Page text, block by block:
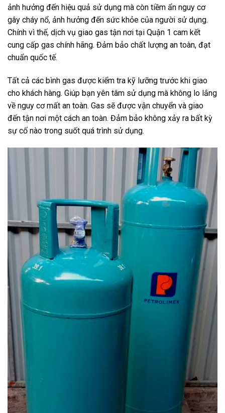
ảnh hưởng đến hiệu quả sử dụng mà còn tiềm ẩn nguy cơ
gây cháy nổ, ảnh hưởng đến sức khỏe của người sử dụng.
Chính vì thế, dịch vụ giao gas tận nơi tại Quận 1 cam kết
cung cấp gas chính hãng. Đảm bảo chất lượng an toàn, đạt
chuẩn quốc tế.
Tất cả các bình gas được kiểm tra kỹ lưỡng trước khi giao
cho khách hàng. Giúp bạn yên tâm sử dụng mà không lo lắng
về nguy cơ mất an toàn. Gas sẽ được vận chuyển và giao
đến tận nơi một cách an toàn. Đảm bảo không xảy ra bất kỳ
sự cố nào trong suốt quá trình sử dụng.